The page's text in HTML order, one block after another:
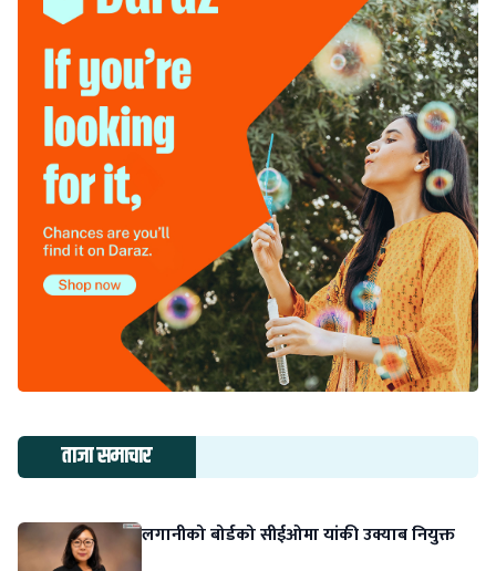
ताजा समाचार
लगानीको बोर्डको सीईओमा यांकी उक्याब नियुक्त